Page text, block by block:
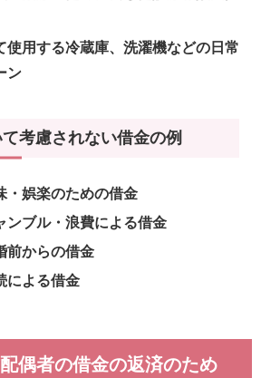
使用する冷蔵庫、洗濯機などの日常
ン
考慮されない借金の例
・娯楽のための借金
ンブル・浪費による借金
前からの借金
による借金
偶者の借金の返済のため